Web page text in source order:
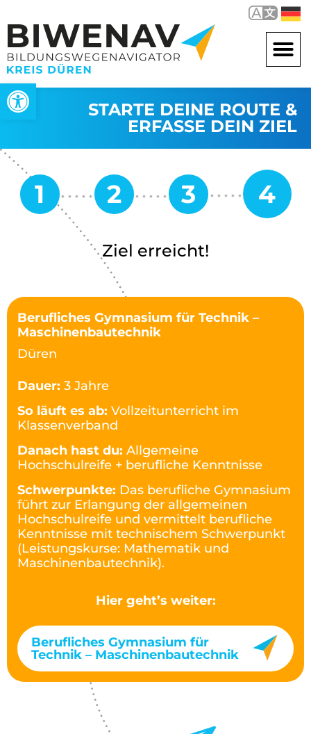
Werkzeugleiste öffnen
STARTE DEINE ROUTE &
ERFASSE DEIN ZIEL
Ziel erreicht!
Berufliches Gymnasium für Technik –
Maschinenbautechnik
Düren
Dauer: 3 Jahre
So läuft es ab: Vollzeitunterricht im
Klassenverband
Danach hast du: Allgemeine
Hochschulreife + berufliche Kenntnisse
Schwerpunkte: Das berufliche Gymnasium
führt zur Erlangung der allgemeinen
Hochschulreife und vermittelt berufliche
Kenntnisse mit technischem Schwerpunkt
(Leistungskurse: Mathematik und
Maschinenbautechnik).
Hier geht’s weiter:
Berufliches Gymnasium für
Technik – Maschinenbautechnik